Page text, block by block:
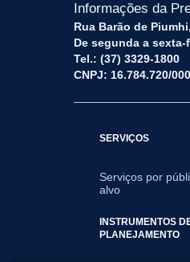
Informações da
Rua Barão de
De segunda a
Tel.: (37) 3329-1800
CNPJ: 16.784.720/
SERVIÇOS
Serviços por
alvo
INSTRUMENTOS
PLANEJAMENTO